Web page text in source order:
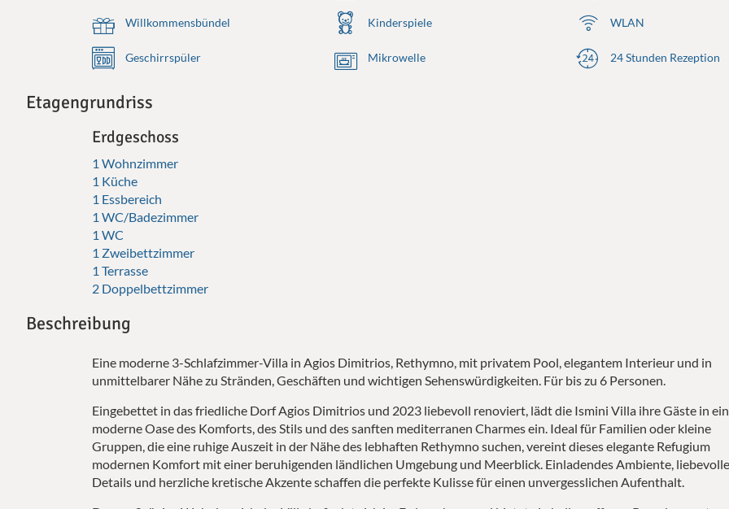
Willkommensbündel Kinderspiele WLAN
Geschirrspüler Mikrowelle 24 Stunden Rezeption
Etagengrundriss
Erdgeschoss
1 Wohnzimmer
1 Küche
1 Essbereich
1 WC/Badezimmer
1 WC
1 Zweibettzimmer
1 Terrasse
2 Doppelbettzimmer
Beschreibung
Eine moderne 3-Schlafzimmer-Villa in Agios Dimitrios, Rethymno, mit privatem Pool, elegantem Interieur und in
unmittelbarer Nähe zu Stränden, Geschäften und wichtigen Sehenswürdigkeiten. Für bis zu 6 Personen.
Eingebettet in das friedliche Dorf Agios Dimitrios und 2023 liebevoll renoviert, lädt die Ismini Villa ihre Gäste in
moderne Oase des Komforts, des Stils und des sanften mediterranen Charmes ein. Ideal für Familien oder kleine
Gruppen, die eine ruhige Auszeit in der Nähe des lebhaften Rethymno suchen, vereint dieses elegante Refugium
modernen Komfort mit einer beruhigenden ländlichen Umgebung und Meerblick. Einladendes Ambiente,
Details und herzliche kretische Akzente schaffen die perfekte Kulisse für einen unvergesslichen Aufenthalt.